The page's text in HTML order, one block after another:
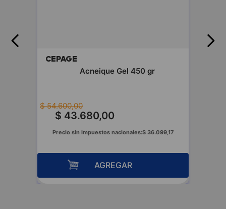
CEPAGE
Acneique Gel 450 gr
$ 54.600,00
$ 43.680,00
Precio sin impuestos nacionales:$ 36.099,17
AGREGAR